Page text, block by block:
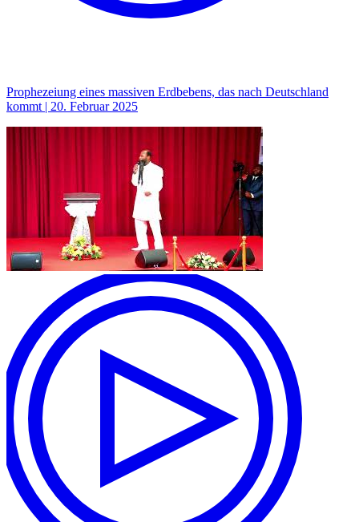
Prophezeiung eines massiven Erdbebens, das nach Deutschland
kommt | 20. Februar 2025